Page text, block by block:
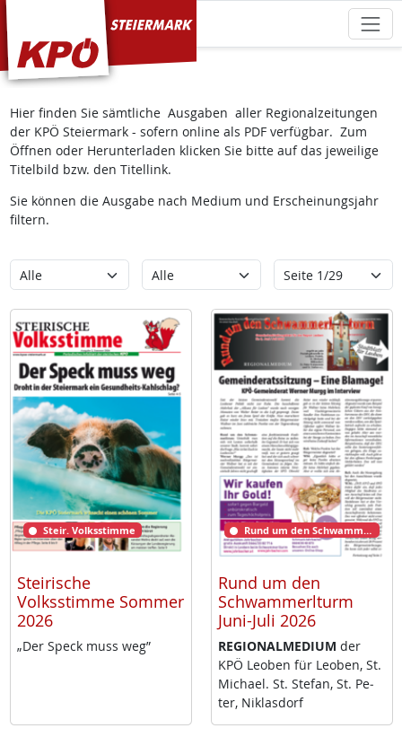
KPÖ Steiermark
Hier finden Sie sämtliche Ausgaben aller Regionalzeitungen
der KPÖ Steiermark - sofern online als PDF verfügbar. Zum
Öffnen oder Herunterladen klicken Sie bitte auf das jeweilige
Titelbild bzw. den Titellink.
Sie können die Ausgabe nach Medium und Erscheinungsjahr
filtern.
Kategorie Erscheinungsjahr Seite
Steir. Volksstimme
Steirische
Volksstimme Sommer
2026
„Der Speck muss weg”
Rund um den Schwammerlturm
Rund um den
Schwammerlturm
Juni-Juli 2026
RE­GIO­NAL­ME­DI­UM der
KPÖ Leo­ben für Leo­ben, St.
Mi­cha­el. St. Ste­fan, St. Pe­
ter, Niklas­dorf